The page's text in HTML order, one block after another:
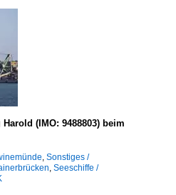
(IMO: 9488803) beim
, Sonstiges /
, Seeschiffe /